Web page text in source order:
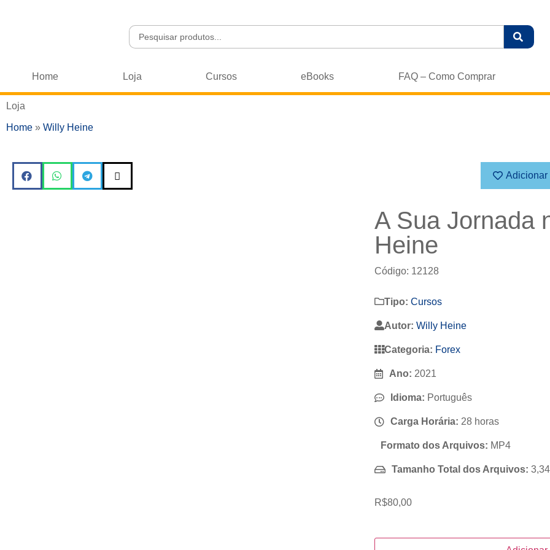
Home Loja Cursos eBooks FAQ – Como Comprar
Loja
Home » Willy Heine
Adicionar
A Sua Jornada
Heine
Código: 12128
Tipo: Cursos
Autor: Willy Heine
Categoria: Forex
Ano: 2021
Idioma: Português
Carga Horária: 28 horas
Formato dos Arquivos: MP4
Tamanho Total dos Arquivos:
R$80,00